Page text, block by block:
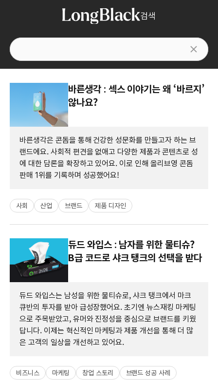
검색
바른생각 : 섹스 이야기는 왜 ‘바르지’
않나요?
바른생각은 콘돔을 통해 건강한 성문화를 만들고자 하는 브
랜드에요. 사회적 편견을 없애고 다양한 제품과 콘텐츠로 성
에 대한 담론을 확장하고 있어요. 이로 인해 올리브영 콘돔
판매 1위를 기록하며 성공했어요!
사회 산업 브랜드 제품 디자인
듀드 와입스 : 남자를 위한 물티슈?
B급 코드로 샤크 탱크의 선택을 받다
듀드 와입스는 남성을 위한 물티슈로, 샤크 탱크에서 마크
큐반의 투자를 받아 급성장했어요. 초기엔 뉴스재킹 마케팅
으로 주목받았고, 유머와 진정성을 중심으로 브랜드를 키웠
답니다. 이제는 혁신적인 마케팅과 제품 개선을 통해 더 많
은 고객의 일상을 개선하고 있어요.
비즈니스 마케팅 창업 스토리 브랜드 성공 사례